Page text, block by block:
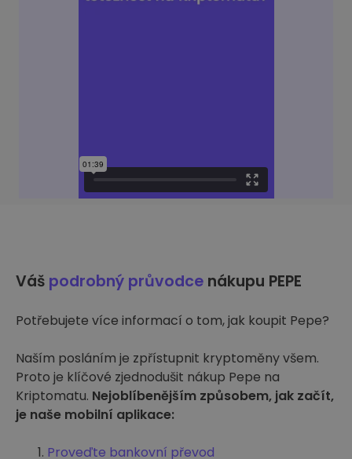
Váš podrobný průvodce nákupu PEPE
Potřebujete více informací o tom, jak koupit Pepe?
Naším posláním je zpřístupnit kryptoměny všem.
Proto je klíčové zjednodušit nákup Pepe na
Kriptomatu. Nejoblíbenějším způsobem, jak začít,
je naše mobilní aplikace:
Proveďte bankovní převod